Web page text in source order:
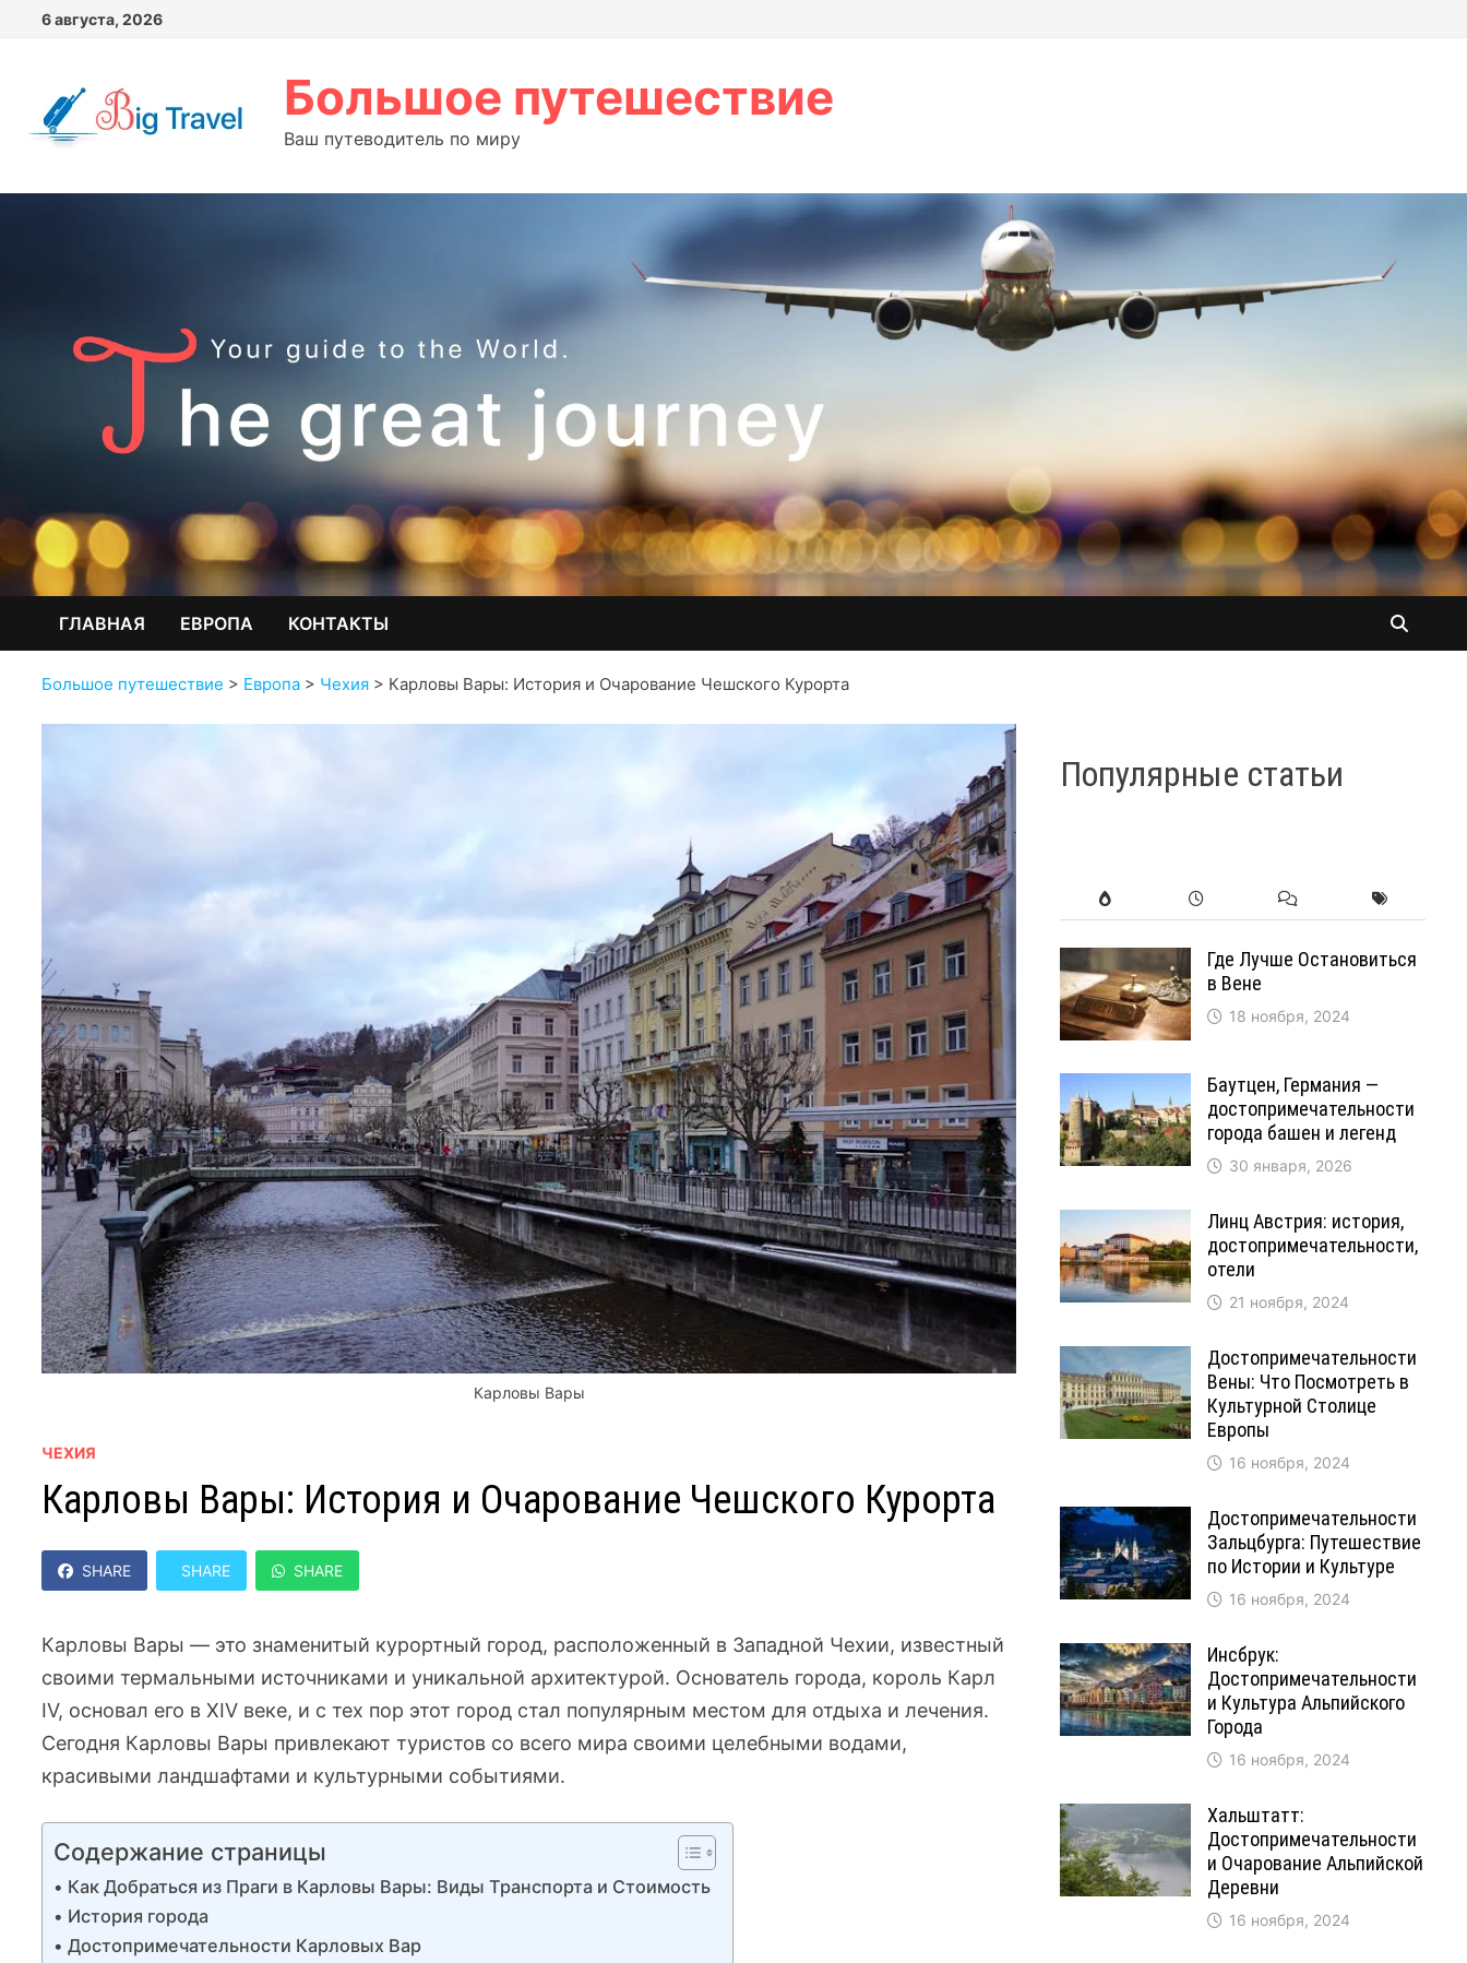
Перейти6 августа, 2026
Большое путешествие
Ваш путеводитель по миру
ГЛАВНАЯ ЕВРОПА КОНТАКТЫ
Большое путешествие > Европа > Чехия > Карловы Вары: История и Очарование Чешского Курорта
Карловы Вары
ЧЕХИЯ
Карловы Вары: История и Очарование Чешского Курорта
SHARE SHARE SHARE
Карловы Вары — это знаменитый курортный город, расположенный в Западной Чехии, известный
своими термальными источниками и уникальной архитектурой. Основатель города, король Карл
IV, основал его в XIV веке, и с тех пор этот город стал популярным местом для отдыха и лечения.
Сегодня Карловы Вары привлекают туристов со всего мира своими целебными водами,
красивыми ландшафтами и культурными событиями.
Содержание страницы
Как Добраться из Праги в Карловы Вары: Виды Транспорта и Стоимость
История города
Достопримечательности Карловых Вар
Популярные статьи
Где Лучше Остановиться
в Вене
18 ноября, 2024
Баутцен, Германия —
достопримечательности
города башен и легенд
30 января, 2026
Линц Австрия: история,
достопримечательности,
отели
21 ноября, 2024
Достопримечательности
Вены: Что Посмотреть в
Культурной Столице
Европы
16 ноября, 2024
Достопримечательности
Зальцбурга: Путешествие
по Истории и Культуре
16 ноября, 2024
Инсбрук:
Достопримечательности
и Культура Альпийского
Города
16 ноября, 2024
Хальштатт:
Достопримечательности
и Очарование Альпийской
Деревни
16 ноября, 2024